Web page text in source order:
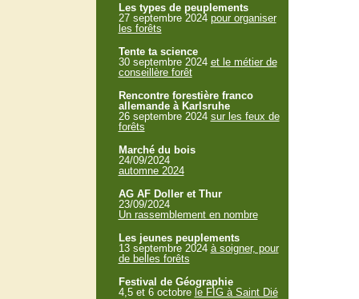
Les types de peuplements
27 septembre 2024 pour organiser
les forêts
Tente ta science
30 septembre 2024 et le métier de
conseillère forêt
Rencontre forestière franco
allemande à Karlsruhe
26 septembre 2024 sur les feux de
forêts
Marché du bois
24/09/2024
automne 2024
AG AF Doller et Thur
23/09/2024
Un rassemblement en nombre
Les jeunes peuplements
13 septembre 2024 à soigner, pour
de belles forêts
Festival de Géographie
4,5 et 6 octobre le FIG à Saint Dié